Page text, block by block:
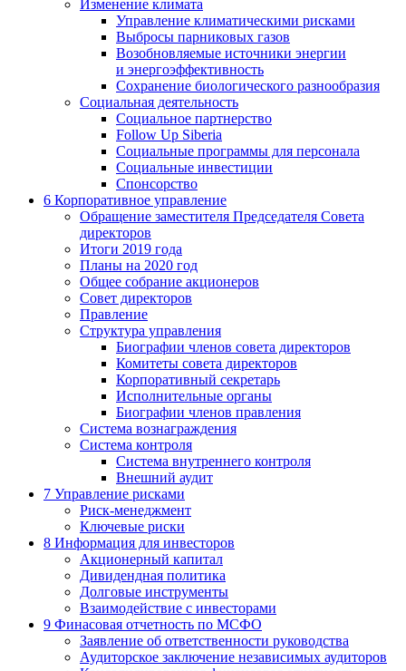
Изменение климата
Управление климатическими рисками
Выбросы парниковых газов
Возобновляемые источники энергии
и энергоэффективность
Сохранение биологического разнообразия
Социальная деятельность
Социальное партнерство
Follow Up Siberia
Социальные программы для персонала
Социальные инвестиции
Спонсорство
6 Корпоративное управление
Обращение заместителя Председателя Совета
директоров
Итоги 2019 года
Планы на 2020 год
Общее собрание акционеров
Совет директоров
Правление
Структура управления
Биографии членов совета директоров
Комитеты совета директоров
Корпоративный секретарь
Исполнительные органы
Биографии членов правления
Система вознаграждения
Система контроля
Система внутреннего контроля
Внешний аудит
7 Управление рисками
Риск-менеджмент
Ключевые риски
8 Информация для инвесторов
Акционерный капитал
Дивидендная политика
Долговые инструменты
Взаимодействие с инвеcторами
9 Финасовая отчетность по МСФО
Заявление об ответственности руководства
Аудиторское заключение независимых аудиторов